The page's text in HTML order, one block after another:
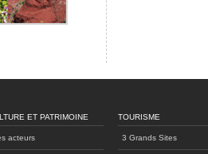
ET PATRIMOINE
acteurs
TOURISME
3 Grands Sites